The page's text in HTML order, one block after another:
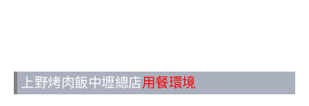
上野烤肉飯中壢總店用餐環境